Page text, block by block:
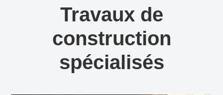
Travaux de
construction
spécialisés